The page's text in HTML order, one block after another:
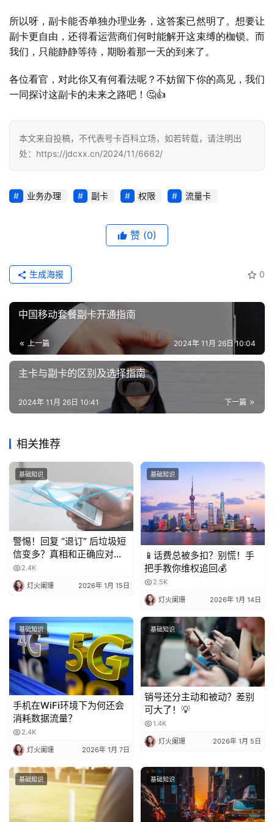
号
卡
百
防
识
行
业
资
量
卡
荐
号
码
认
值
业
务
注册
投稿
所以呀，副卡能否单独办理业务，这答案已然明了。想要让
副卡更自由，还得看运营商们何时能解开这束缚的枷锁。而
我们，只能静静等待，期盼着那一天的到来了。
各位看官，对此你又有何看法呢？不妨留下你的高见，我们
一同探讨这副卡的未来之路吧！🤔👍
本文来自投稿，不代表号卡百科立场，如若转载，请注明出
处：https://jdcxx.cn/2024/11/6662/
业务办理 副卡 权限 流量卡
赞 (0)
0
生成海报
中国移动套餐副卡开通指南
上一篇 2024年 11月 26日 10:04
主卡与副卡的区别及选择指南
下一篇
2024年 11月 26日 10:41
相关推荐
基础知识
警惕！回复 “退订” 后垃圾短
信变多？真相和正确应对方
法都在这
2.4K
灯火阑珊 2026年 1月 15日
基础知识
📱话费总被多扣？别慌！手
把手教你维权追回💰
2.5K
灯火阑珊 2026年 1月 14日
基础知识
手机在WiFi环境下为何还会
消耗数据流量？
2.4K
灯火阑珊 2026年 1月 7日
基础知识
销号还分主动和被动？差别
可大了！💡
1.4K
灯火阑珊 2026年 1月 5日
基础知识 基础知识